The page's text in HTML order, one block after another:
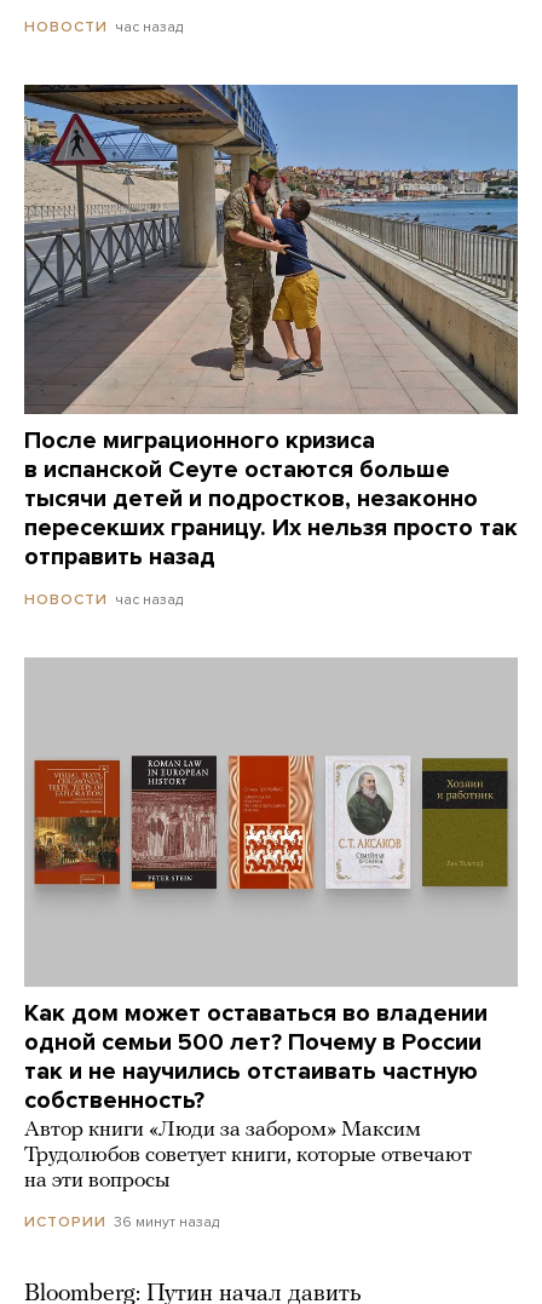
НОВОСТИ час назад
После миграционного кризиса
в испанской Сеуте остаются больше
тысячи детей и подростков, незаконно
пересекших границу. Их нельзя просто так
отправить назад
НОВОСТИ час назад
Как дом может оставаться во владении
одной семьи 500 лет? Почему в России
так и не научились отстаивать частную
собственность?
Автор книги «Люди за забором» Максим
Трудолюбов советует книги, которые отвечают
на эти вопросы
ИСТОРИИ 36 минут назад
Bloomberg: Путин начал давить